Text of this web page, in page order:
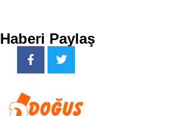
Haberi Paylaş